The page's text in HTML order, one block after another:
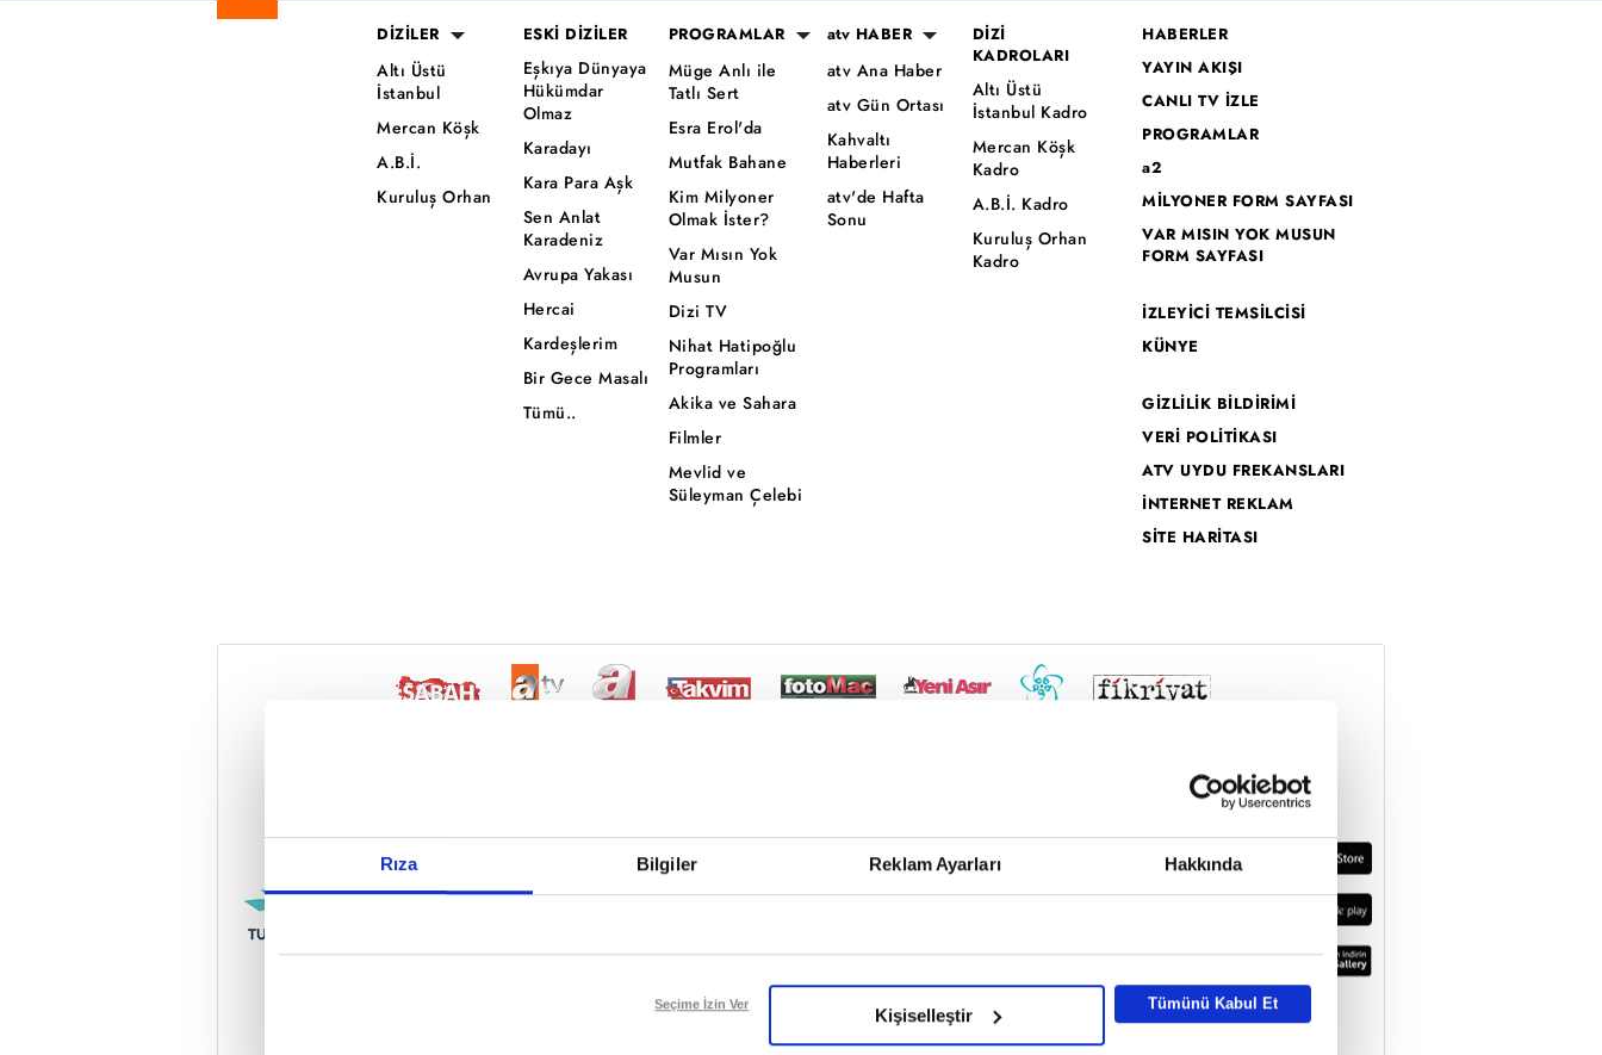
Rıza Bilgiler Reklam Ayarları Hakkında
Reddet
Seçime İzin Ver
Kişiselleştir
Tümünü Kabul Et
DİZİLER
Altı Üstü
İstanbul
Mercan Köşk
A.B.İ.
Kuruluş Orhan
ESKİ DİZİLER
Eşkıya Dünyaya
Hükümdar
Olmaz
Karadayı
Kara Para Aşk
Sen Anlat
Karadeniz
Avrupa Yakası
Hercai
Kardeşlerim
Bir Gece Masalı
Tümü..
PROGRAMLAR
Müge Anlı ile
Tatlı Sert
Esra Erol'da
Mutfak Bahane
Kim Milyoner
Olmak İster?
Var Mısın Yok
Musun
Dizi TV
Nihat Hatipoğlu
Programları
Akika ve Sahara
Filmler
Mevlid ve
Süleyman Çelebi
atv HABER
atv Ana Haber
atv Gün Ortası
Kahvaltı
Haberleri
atv'de Hafta
Sonu
DİZİ
KADROLARI
Altı Üstü
İstanbul Kadro
Mercan Köşk
Kadro
A.B.İ. Kadro
Kuruluş Orhan
Kadro
HABERLER
YAYIN AKIŞI
CANLI TV İZLE
PROGRAMLAR
a2
MİLYONER FORM SAYFASI
VAR MISIN YOK MUSUN
FORM SAYFASI
İZLEYİCİ TEMSİLCİSİ
KÜNYE
GİZLİLİK BİLDİRİMİ
VERİ POLİTİKASI
ATV UYDU FREKANSLARI
İNTERNET REKLAM
SİTE HARİTASI